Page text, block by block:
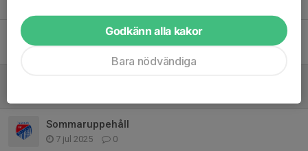
Träning i Lövhult
23 sep 2025 7
Sommaruppehåll
7 jul 2025 0
Godkänn alla kakor
Bara nödvändiga